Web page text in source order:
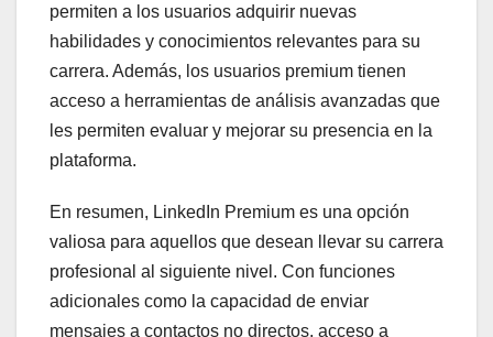
permiten a los usuarios adquirir nuevas
habilidades y conocimientos relevantes para su
carrera. Además, los usuarios premium tienen
acceso a herramientas de análisis avanzadas que
les permiten evaluar y mejorar su presencia en la
plataforma.
En resumen, LinkedIn Premium es una opción
valiosa para aquellos que desean llevar su carrera
profesional al siguiente nivel. Con funciones
adicionales como la capacidad de enviar
mensajes a contactos no directos, acceso a